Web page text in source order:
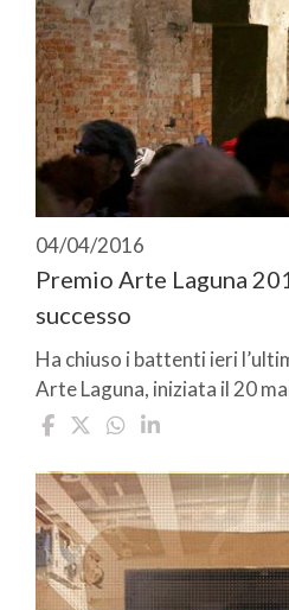
04/04/2016
Premio Arte Laguna
successo
Ha chiuso i battenti ieri
Arte Laguna, iniziata il 20